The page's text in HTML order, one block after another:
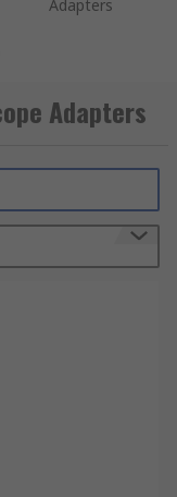
Adapters
Adapters